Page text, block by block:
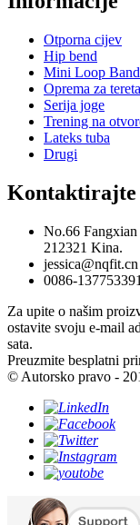
Otporna cijev
Hip bend
Mini Loop Band
Oprema za
Serija joge
Trening na
Lateks tuba
Drugi
Kontaktirajte
No.66
212321 Kina.
jessica@nqfit.cn
0086-
Za upite o našim
ostavite svoju e-mail
sata.
Preuzmite besplatni
© Autorsko pravo -